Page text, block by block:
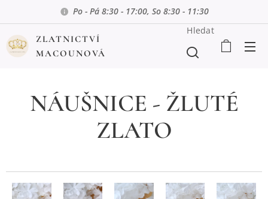
Po - Pá 8:30 - 17:00, So 8:30 - 11:30
ZLATNICTVÍ
MACOUNOVÁ
Hledat
NÁUŠNICE - ŽLUTÉ
ZLATO